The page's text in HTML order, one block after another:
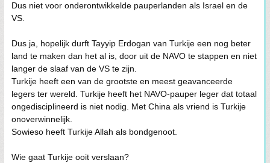
Dus niet voor onderontwikkelde pauperlanden als Israel en de
VS.
Dus ja, hopelijk durft Tayyip Erdogan van Turkije een nog beter
land te maken dan het al is, door uit de NAVO te stappen en niet
langer de slaaf van de VS te zijn.
Turkije heeft een van de grootste en meest geavanceerde
legers ter wereld. Turkije heeft het NAVO-pauper leger dat totaal
ongedisciplineerd is niet nodig. Met China als vriend is Turkije
onoverwinnelijk.
Sowieso heeft Turkije Allah als bondgenoot.
Wie gaat Turkije ooit verslaan?